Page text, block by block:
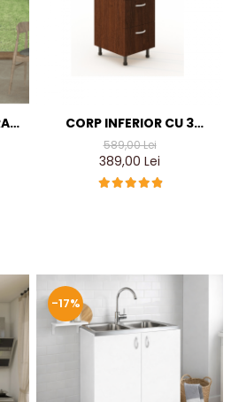
CORP INFERIOR CU 3
SERTARE L40XH90X50A
CM, CULOARE WENGE
589,00 Lei
389,00 Lei
-17%